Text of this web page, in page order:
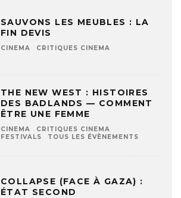
SAUVONS LES MEUBLES : LA
FIN DEVIS
CINEMA CRITIQUES CINEMA
THE NEW WEST : HISTOIRES
DES BADLANDS — COMMENT
ÊTRE UNE FEMME
CINEMA
CRITIQUES CINEMA
FESTIVALS
TOUS LES ÉVÈNEMENTS
COLLAPSE (FACE À GAZA) :
ÉTAT SECOND